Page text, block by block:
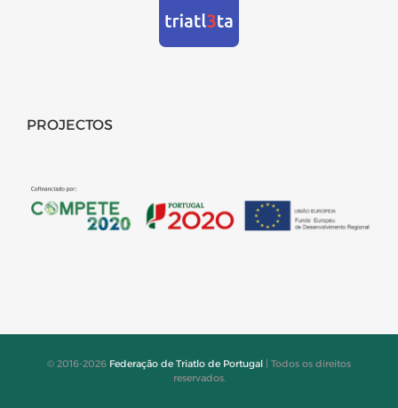
PROJECTOS
© 2016-2026 Federação de Triatlo de Portugal | Todos os direitos
reservados.